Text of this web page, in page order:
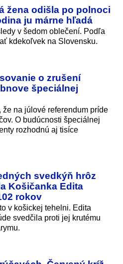
žena odišla po polnoci
ju márne hľadá
v šedom oblečení. Podľa
kdekoľvek na Slovensku.
o zrušení
špeciálnej
na júlové referendum príde
O budúcnosti špeciálnej
rozhodnú aj tisíce
svedkýň hrôz
Košičanka Edita
rokov
v košickej tehelni. Edita
svedčila proti jej krutému